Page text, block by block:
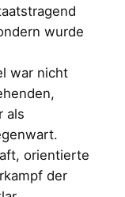
wurde
war nicht
als
orientierte
der